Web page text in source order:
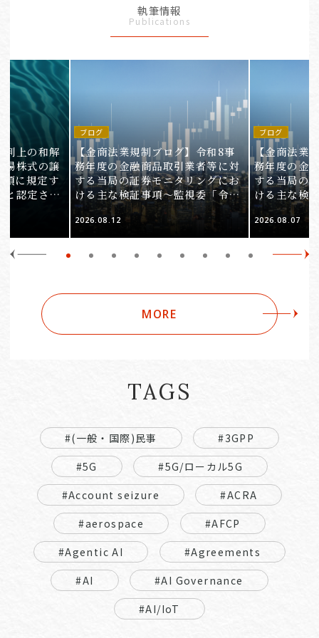
執筆情報
Publications
判上の和解
場株式の譲
に規定す
と認定され
ブログ
【金商法業規制ブログ】令和8事
務年度の金融商品取引業者等に対
する当局の証券モニタリングにお
ける主な検証事項～監視委「令和
8事務年度 証券モニタリング基本
方針」の解説～（第2回）
2026.08.12
ブログ
【金商法業
務年度の金
する当局の
ける主な検
8事務年度
方針」の解
2026.08.07
MORE
TAGS
#(一般・国際)民事
#3GPP
#5G
#5G/ローカル5G
#Account seizure
#ACRA
#aerospace
#AFCP
#Agentic AI
#Agreements
#AI
#AI Governance
#AI/IoT